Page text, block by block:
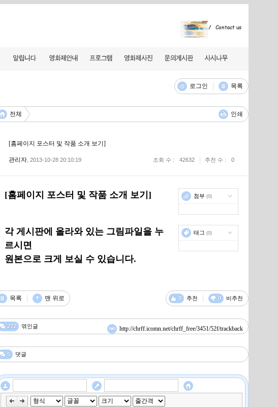
로그인 목록
전체 인쇄
[홈페이지 포스터 및 작품 소개 보기]
관리자 , 2013-10-28 20:10:19 조회 수 42632 추천 수 0
첨부 (0)
태그 (0)
[홈페이지 포스터 및 작품 소개 보기]
각 게시판에 올라와 있는 그림파일을 누
르시면
원본으로 크게 보실 수 있습니다.
목록 맨 위로 0 추천 0 비추천
272 엮인글 http://chrff.icomn.net/chrff_free/3451/52f/trackback
5 댓글